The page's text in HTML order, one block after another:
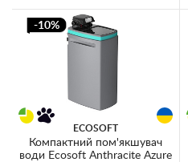
-10%
ECOSOFT
Компактний пом'якшувач
води Ecosoft Anthracite Azure